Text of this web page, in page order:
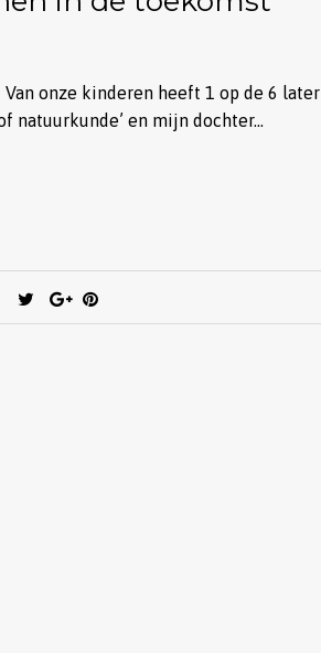
onze kinderen heeft 1 op de 6 later
natuurkunde’ en mijn dochter…